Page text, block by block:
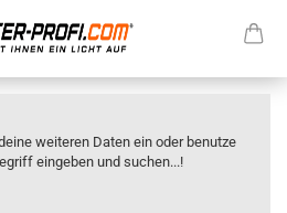
weiteren Daten ein oder benutze
eingeben und suchen...!